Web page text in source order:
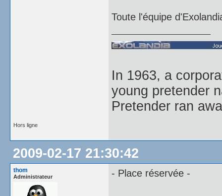
Toute l'équipe
In 1963, a
young pretender
Pretender ran
Hors ligne
2009-02-17 21:30:42
thom
Administrateur - Place réservée -